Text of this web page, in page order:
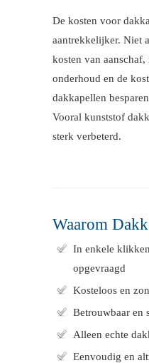
De kosten voor
aantrekkelijker. Niet
kosten van
onderhoud en de
dakkapellen
Vooral kunststof
sterk verbeterd.
Waarom
In enkele
opgevraagd
Kosteloos en
Betrouwbaar en
Alleen echte
Eenvoudig en